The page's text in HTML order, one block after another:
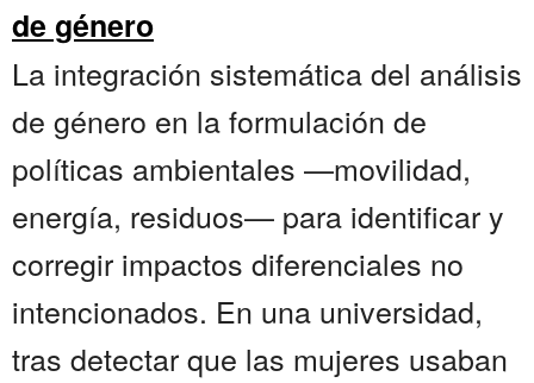
de género
La integración sistemática del análisis
de género en la formulación de
políticas ambientales —movilidad,
energía, residuos— para identificar y
corregir impactos diferenciales no
intencionados. En una universidad,
tras detectar que las mujeres usaban